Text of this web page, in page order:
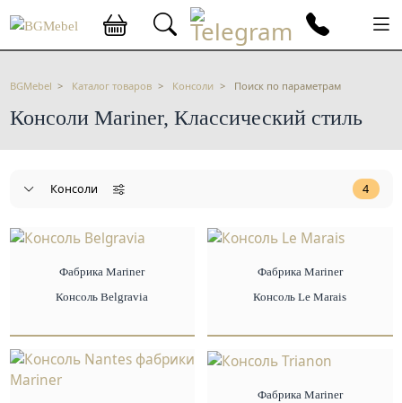
BGMebel Каталог товаров Консоли Поиск по параметрам
Консоли Mariner, Классический стиль
Консоли 4
Фабрика Mariner
Консоль Belgravia
Фабрика Mariner
Консоль Le Marais
Фабрика Mariner